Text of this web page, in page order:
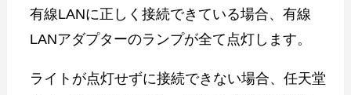
有線LANに正しく接続できている場合、有線
LANアダプターのランプが全て点灯します。
ライトが点灯せずに接続できない場合、任天堂